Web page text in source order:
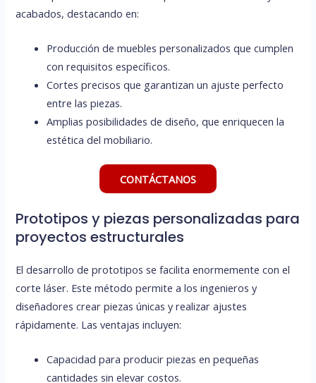
acabados, destacando en:
Producción de muebles personalizados que cumplen
con requisitos específicos.
Cortes precisos que garantizan un ajuste perfecto
entre las piezas.
Amplias posibilidades de diseño, que enriquecen la
estética del mobiliario.
CONTÁCTANOS
Prototipos y piezas personalizadas para
proyectos estructurales
El desarrollo de prototipos se facilita enormemente con el
corte láser. Este método permite a los ingenieros y
diseñadores crear piezas únicas y realizar ajustes
rápidamente. Las ventajas incluyen:
Capacidad para producir piezas en pequeñas
cantidades sin elevar costos.